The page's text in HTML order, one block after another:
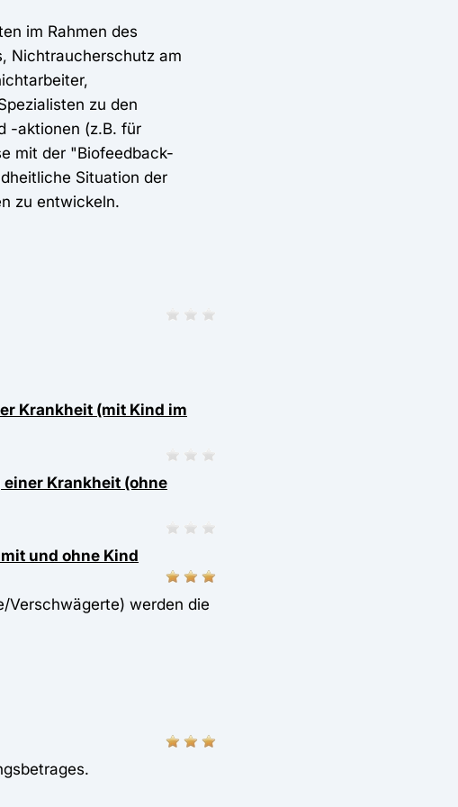
im Rahmen des
Nichtraucherschutz am
zu den
-aktionen (z.B. für
mit der "Biofeedback-
Situation der
zu entwickeln.
Krankheit (mit Kind im
Krankheit (ohne
und ohne Kind
Verschwägerte) werden die